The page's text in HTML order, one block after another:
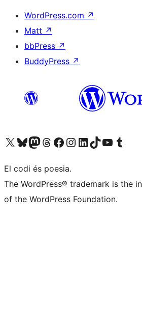
WordPress.com ↗
Matt ↗
bbPress ↗
BuddyPress ↗
Visiteu el nostre compte X (abans Twitter)
Visiteu el nostre compte de Bluesky
Visiteu el nostre compte al Mastodon
Visiteu el nostre compte de Threads
Visiteu la nostra pàgina al Facebook
Visiteu el nostre compte d'Instagram
Visiteu el nostre compte de LinkedIn
Visiteu el nostre compte de TikTok
Visiteu el nostre canal al
Visiteu el nostre compte de
El codi és poesia.
The WordPress® trademark is the
of the WordPress Foundation.